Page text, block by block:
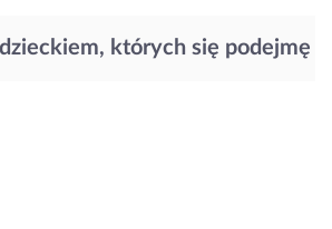
których się podejmę